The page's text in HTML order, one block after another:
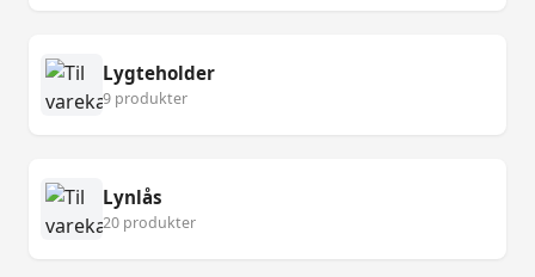
Lygteholder
9 produkter
Lynlås
20 produkter